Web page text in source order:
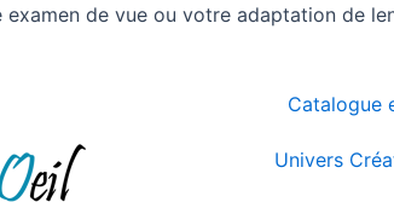
examen de vue ou votre adaptation de
Catalogue
Univers